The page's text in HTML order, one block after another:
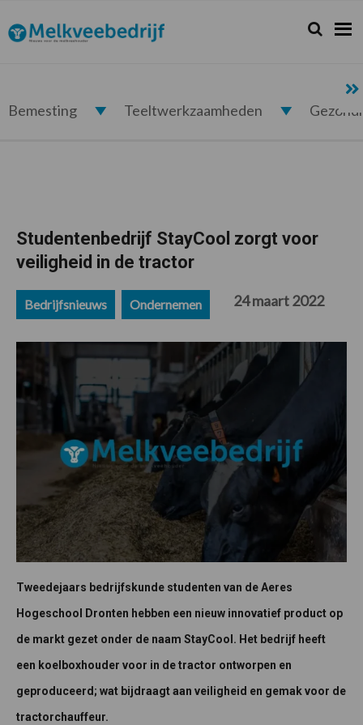
de
hoofdnavigatie
de
hoofd
de
eerste
de
voettekst
Melkveebedrijf.nl Zoeken...
Zoek
Bemesting Teeltwerkzaamheden
Studentenbedrijf StayCool zorgt voor
veiligheid in de tractor
Bedrijfsnieuws Ondernemen 24 maart 2022
Tweedejaars bedrijfskunde studenten van de Aeres
Hogeschool Dronten hebben een nieuw innovatief product op
de markt gezet onder de naam StayCool. Het bedrijf heeft
een koelboxhouder voor in de tractor ontworpen en
geproduceerd; wat bijdraagt aan veiligheid en gemak voor de
tractorchauffeur.